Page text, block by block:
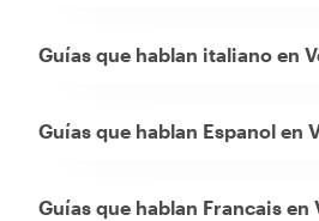
Guías que hablan italiano en
Guías que hablan Espanol en
Guías que hablan Francais en